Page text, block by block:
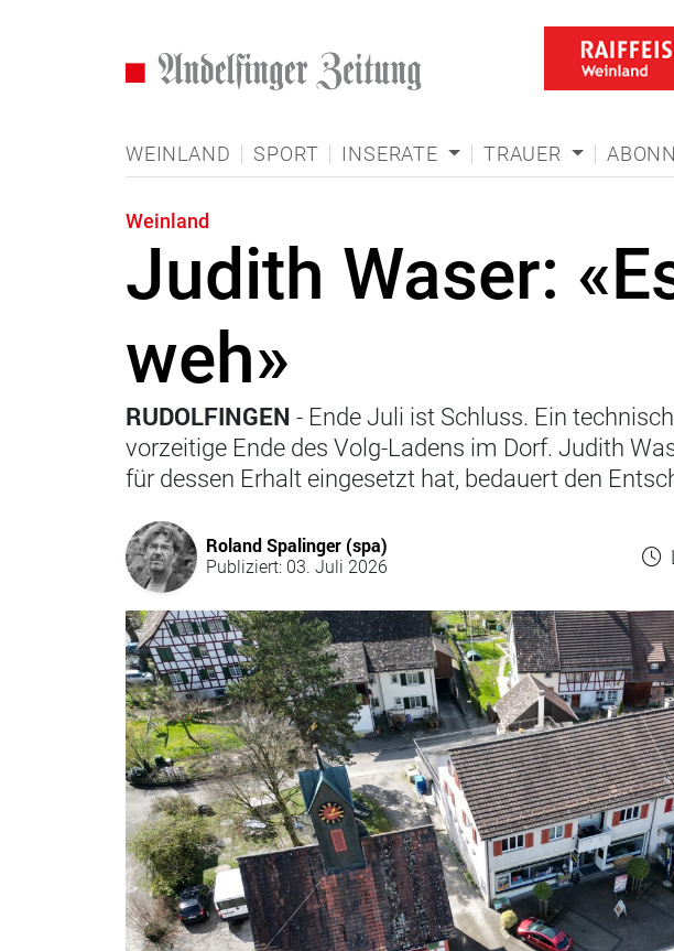
WEINLAND SPORT INSERATE TRAUER
Weinland
Judith Waser:
weh»
RUDOLFINGEN - Ende Juli ist Schluss. Ein
vorzeitige Ende des Volg-Ladens im Dorf. Judith
für dessen Erhalt eingesetzt hat, bedauert den
Roland Spalinger (spa)
Publiziert: 03. Juli 2026